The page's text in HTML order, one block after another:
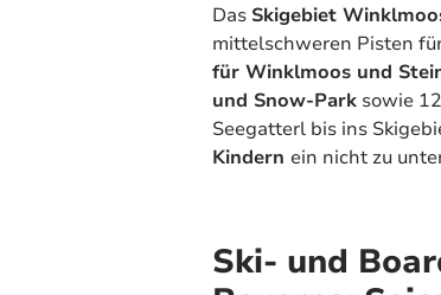
Das Skigebiet
mittelschweren Pisten
für Winklmoos und
und Snow-Parksowie
Seegatterl bis ins
Kindern ein nicht zu
Ski- und